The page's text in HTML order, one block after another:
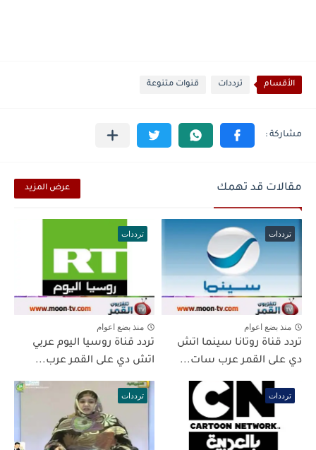
الأقسام ترددات قنوات متنوعة
مقالات قد تهمك عرض المزيد
ترددات
منذ بضع اعوام
تردد قناة روتانا سينما اتش
دي على القمر عرب سات...
ترددات
منذ بضع اعوام
تردد قناة روسيا اليوم عربي
اتش دي على القمر عرب...
ترددات ترددات